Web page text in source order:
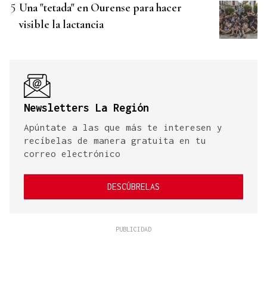
Una "tetada" en Ourense para hacer
visible la lactancia
Newsletters La Región
Apúntate a las que más te interesen y
recíbelas de manera gratuita en tu
correo electrónico
DESCÚBRELAS